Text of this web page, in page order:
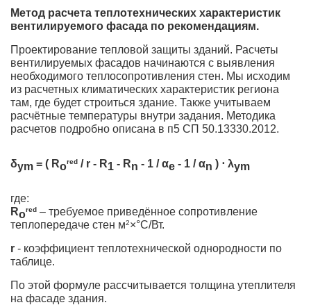
Метод расчета теплотехнических характеристик
вентилируемого фасада по рекомендациям.
Проектирование тепловой защиты зданий. Расчеты
вентилируемых фасадов начинаются с выявления
необходимого теплосопротивления стен. Мы исходим
из расчетных климатических характеристик региона
там, где будет строиться здание. Также учитываем
расчётные температуры внутри задания. Методика
расчетов подробно описана в п5 СП 50.13330.2012.
δym = ( Rored / r - R1 - Rn - 1 / αe - 1 / αn ) ⋅ λym
где:
Rored – требуемое приведённое сопротивление
теплопередаче стен м2×°С/Вт.
r - коэффициент теплотехнической однородности по
таблице.
По этой формуле рассчитывается толщина утеплителя
на фасаде здания.